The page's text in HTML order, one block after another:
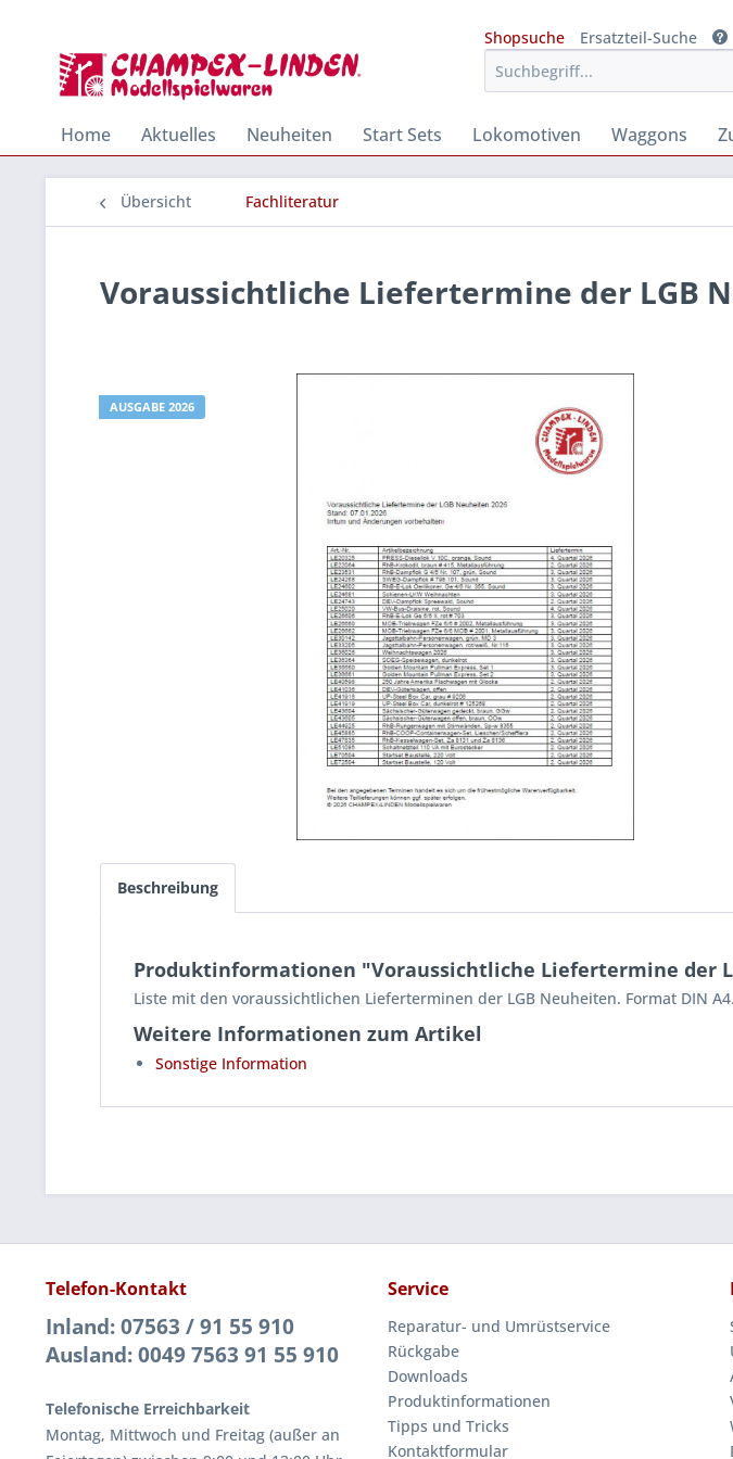
Shopsuche
Ersatzteil-Suche
Home Aktuelles Neuheiten Start Sets Lokomotiven Waggons
Übersicht Fachliteratur
Voraussichtliche Liefertermine der LGB
AUSGABE 2026
Beschreibung
Produktinformationen "Voraussichtliche Liefertermine der
Liste mit den voraussichtlichen Lieferterminen der LGB Neuheiten. Format DIN A4.
Weitere Informationen zum Artikel
Sonstige Information
Telefon-Kontakt
Inland: 07563 / 91 55 910
Ausland: 0049 7563 91 55 910
Telefonische Erreichbarkeit
Montag, Mittwoch und Freitag (außer an
Service
Reparatur- und Umrüstservice
Rückgabe
Downloads
Produktinformationen
Tipps und Tricks
Kontaktformular